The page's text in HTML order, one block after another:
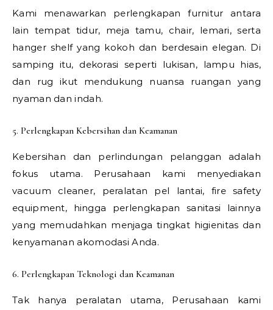
Kami menawarkan perlengkapan furnitur antara
lain tempat tidur, meja tamu, chair, lemari, serta
hanger shelf yang kokoh dan berdesain elegan. Di
samping itu, dekorasi seperti lukisan, lampu hias,
dan rug ikut mendukung nuansa ruangan yang
nyaman dan indah.
5. Perlengkapan Kebersihan dan Keamanan
Kebersihan dan perlindungan pelanggan adalah
fokus utama. Perusahaan kami menyediakan
vacuum cleaner, peralatan pel lantai, fire safety
equipment, hingga perlengkapan sanitasi lainnya
yang memudahkan menjaga tingkat higienitas dan
kenyamanan akomodasi Anda.
6. Perlengkapan Teknologi dan Keamanan
Tak hanya peralatan utama, Perusahaan kami